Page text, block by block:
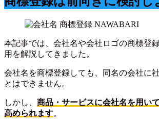
本記事では、会社名や会社ロゴの商標登
用を解説してきました。
会社名を商標登録しても、同名の会社に
とはできません。
しかし、 商品・サービスに会社名を用い
高められます。